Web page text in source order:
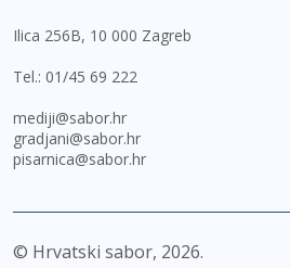
Ilica 256B, 10 000 Zagreb
Tel.: 01/45 69 222
mediji@sabor.hr
gradjani@sabor.hr
pisarnica@sabor.hr
© Hrvatski sabor, 2026